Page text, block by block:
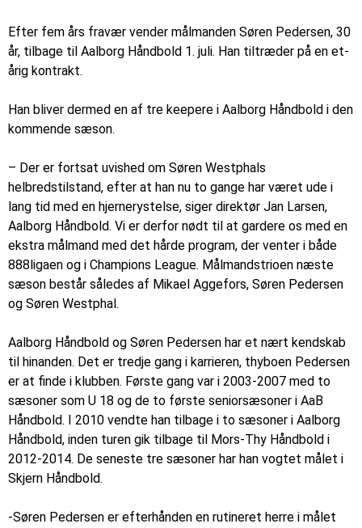
Efter fem års fravær vender målmanden Søren Pedersen, 30
år, tilbage til Aalborg Håndbold 1. juli. Han tiltræder på en et-
årig kontrakt.
Han bliver dermed en af tre keepere i Aalborg Håndbold i den
kommende sæson.
– Der er fortsat uvished om Søren Westphals
helbredstilstand, efter at han nu to gange har været ude i
lang tid med en hjernerystelse, siger direktør Jan Larsen,
Aalborg Håndbold. Vi er derfor nødt til at gardere os med en
ekstra målmand med det hårde program, der venter i både
888ligaen og i Champions League. Målmandstrioen næste
sæson består således af Mikael Aggefors, Søren Pedersen
og Søren Westphal.
Aalborg Håndbold og Søren Pedersen har et nært kendskab
til hinanden. Det er tredje gang i karrieren, thyboen Pedersen
er at finde i klubben. Første gang var i 2003-2007 med to
sæsoner som U 18 og de to første seniorsæsoner i AaB
Håndbold. I 2010 vendte han tilbage i to sæsoner i Aalborg
Håndbold, inden turen gik tilbage til Mors-Thy Håndbold i
2012-2014. De seneste tre sæsoner har han vogtet målet i
Skjern Håndbold.
-Søren Pedersen er efterhånden en rutineret herre i målet